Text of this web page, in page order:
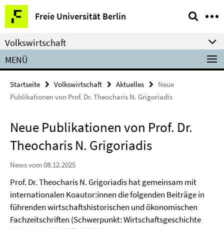
Springe
direkt
zu
Inhalt
Freie Universität Berlin
Service-
Navigation
Volkswirtschaft
MENÜ
Startseite Volkswirtschaft Aktuelles
Neue
Publikationen von Prof. Dr. Theocharis N. Grigoriadis
Neue Publikationen von Prof. Dr.
Theocharis N. Grigoriadis
News vom 08.12.2025
Prof. Dr. Theocharis N. Grigoriadis hat gemeinsam mit
internationalen Koautor:innen die folgenden Beiträge in
führenden wirtschaftshistorischen und ökonomischen
Fachzeitschriften (Schwerpunkt: Wirtschaftsgeschichte